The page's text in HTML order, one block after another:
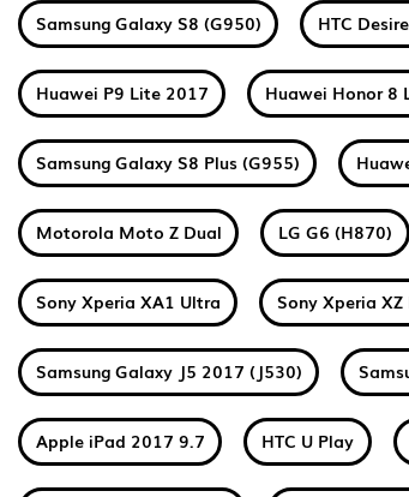
Samsung Galaxy S8 (G950) HTC
Huawei P9 Lite 2017 Huawei Honor 8
Samsung Galaxy S8 Plus (G955)
Motorola Moto Z Dual LG G6 (H870)
Sony Xperia XA1 Ultra Sony Xperia XZ
Samsung Galaxy J5 2017 (J530)
Apple iPad 2017 9.7 HTC U Play